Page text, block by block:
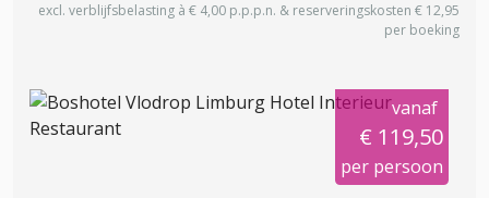
excl. verblijfsbelasting à € 4,00 p.p.p.n. & reserveringskosten € 12,95
per boeking
vanaf
€ 119,50
per persoon